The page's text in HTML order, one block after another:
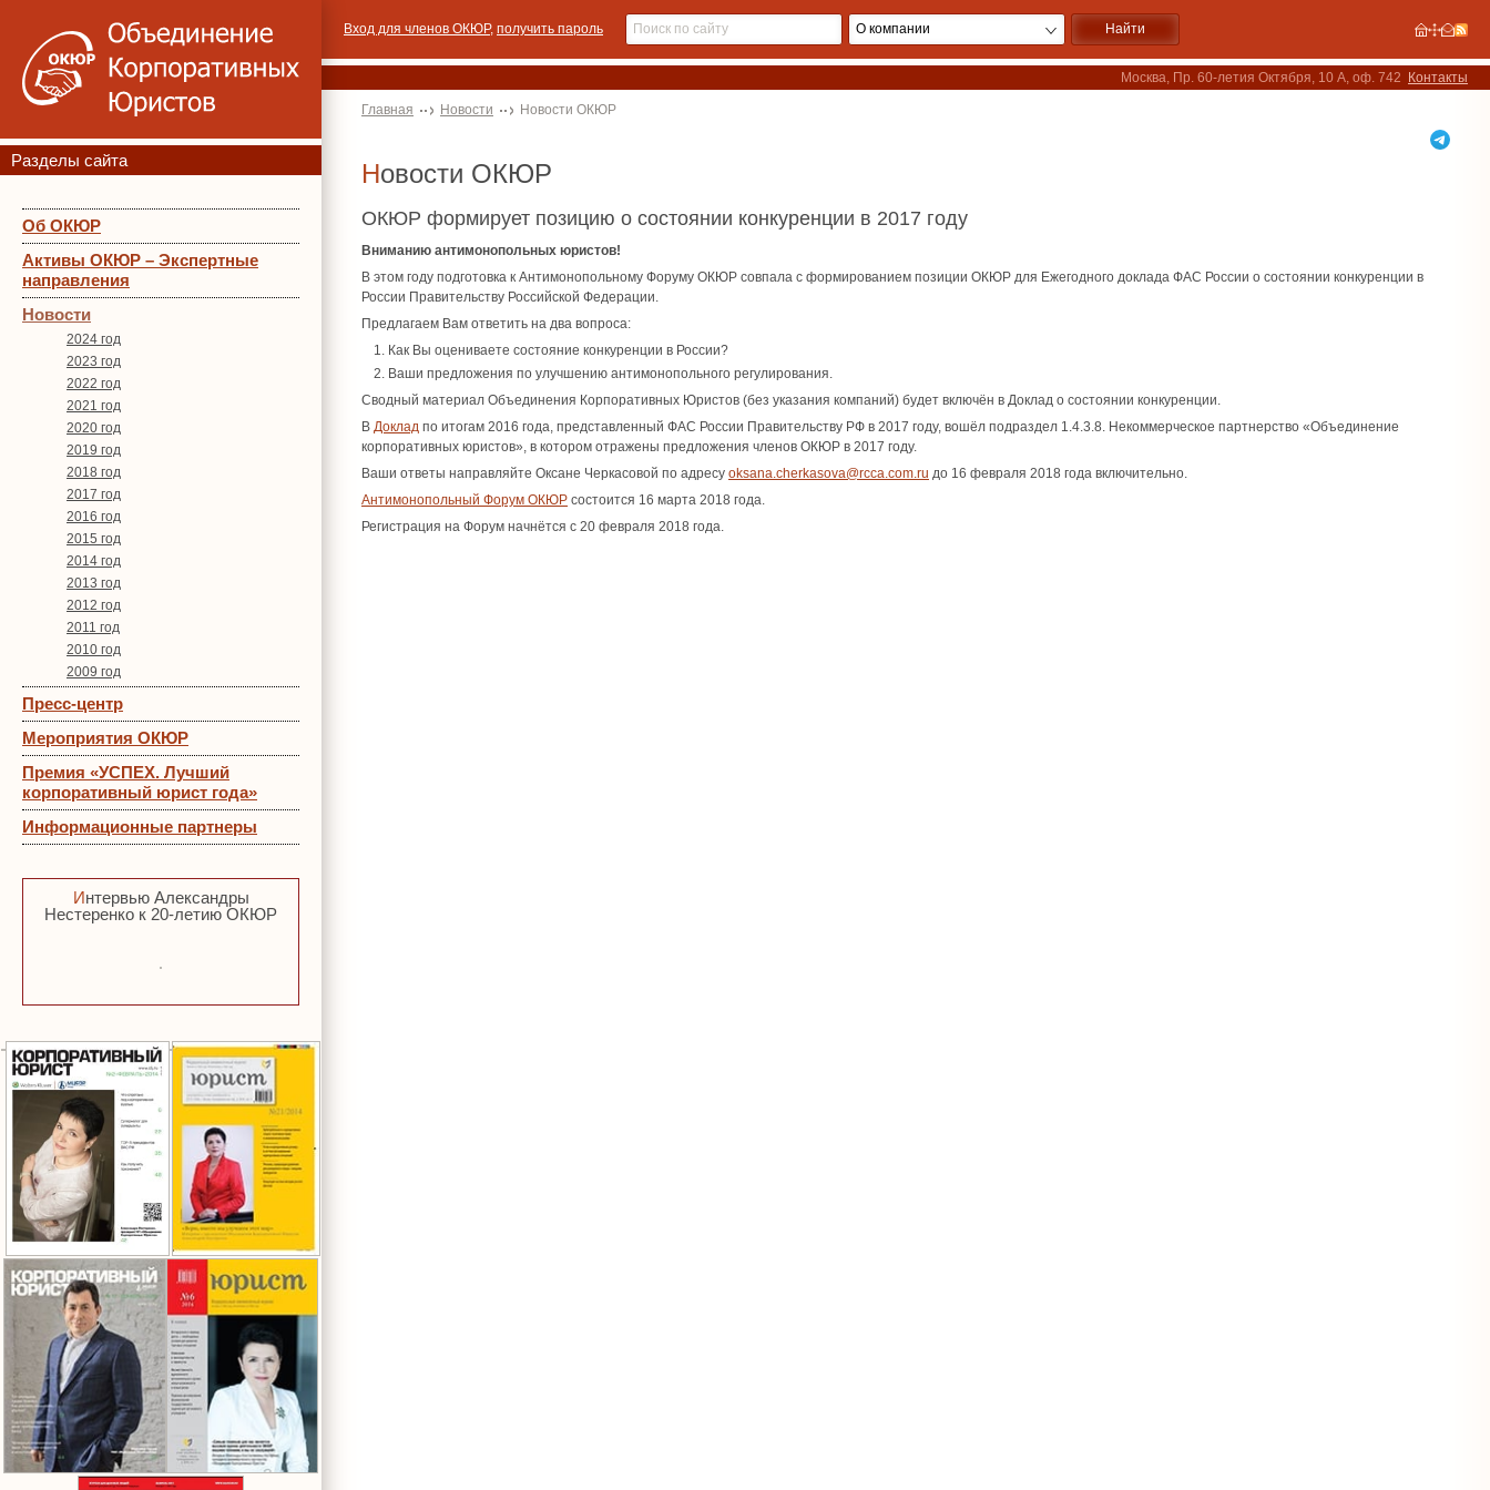
Разделы сайта
Об ОКЮР
Активы ОКЮР – Экспертные
направления
Новости
2024 год
2023 год
2022 год
2021 год
2020 год
2019 год
2018 год
2017 год
2016 год
2015 год
2014 год
2013 год
2012 год
2011 год
2010 год
2009 год
Пресс-центр
Мероприятия ОКЮР
Премия «УСПЕХ. Лучший
корпоративный юрист года»
Информационные партнеры
Интервью Александры
Нестеренко к 20-летию ОКЮР
Вход для членов ОКЮР, получить пароль
Москва, Пр. 60-летия Октября, 10 А, оф. 742 Контакты
Главная Новости Новости ОКЮР
Новости ОКЮР
ОКЮР формирует позицию о состоянии конкуренции в 2017 году
Вниманию антимонопольных юристов!
В этом году подготовка к Антимонопольному Форуму ОКЮР совпала с формированием позиции ОКЮР для Ежегодного доклада ФАС России о состоянии конкуренции в
России Правительству Российской Федерации.
Предлагаем Вам ответить на два вопроса:
Как Вы оцениваете состояние конкуренции в России?
Ваши предложения по улучшению антимонопольного регулирования.
Сводный материал Объединения Корпоративных Юристов (без указания компаний) будет включён в Доклад о состоянии конкуренции.
В Доклад по итогам 2016 года, представленный ФАС России Правительству РФ в 2017 году, вошёл подраздел 1.4.3.8. Некоммерческое партнерство «Объединение
корпоративных юристов», в котором отражены предложения членов ОКЮР в 2017 году.
Ваши ответы направляйте Оксане Черкасовой по адресу oksana.cherkasova@rcca.com.ru до 16 февраля 2018 года включительно.
Антимонопольный Форум ОКЮР состоится 16 марта 2018 года.
Регистрация на Форум начнётся с 20 февраля 2018 года.